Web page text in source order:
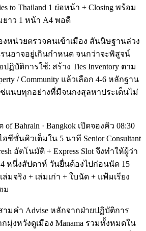
to Thailand 1 ย่อหน้า + Closing พร้อม
าว 1 หน้า A4 พอดี
งหน่วยตรวจคนเข้าเมือง สันนิษฐานล่วง
นอาจอยู่เกินกำหนด จนกว่าจะพิสูจน์
ฏิบัติการใช้: สร้าง Ties Inventory ตาม
/ Community แล้วเลือก 4-6 หลักฐาน
แนบทุกอย่างที่มีจนกงสุลหาประเด็นไม่
Bahrain · Bangkok เปิดจองคิว 08:30
ซั่นคิวเต็มใน 5 นาที Senior Consultant
อัตโนมัติ + Express Slot จึงทำให้ผู้ว่า
4 หนึ่งสัปดาห์ วันยื่นต้องไปก่อนนัด 15
มจริง + เล่มเก่า + ใบนัด + แฟ้มเรียง
ม
ามคำ Advise หลักจากฝ่ายปฏิบัติการ
มุ่งหวังดูเมือง Manama รวมทั้งหมดใน